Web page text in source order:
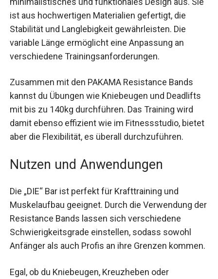
ist aus hochwertigen Materialien gefertigt, die
Stabilität und Langlebigkeit gewährleisten. Die
variable Länge ermöglicht eine Anpassung an
verschiedene Trainingsanforderungen.
Zusammen mit den PAKAMA Resistance Bands
kannst du Übungen wie Kniebeugen und Deadlifts
mit bis zu 140kg durchführen. Das Training wird
damit ebenso effizient wie im Fitnessstudio, bietet
aber die Flexibilität, es überall durchzuführen.
Nutzen und Anwendungen
Die „DIE“ Bar ist perfekt für Krafttraining und
Muskelaufbau geeignet. Durch die Verwendung der
Resistance Bands lassen sich verschiedene
Schwierigkeitsgrade einstellen, sodass sowohl
Anfänger als auch Profis an ihre Grenzen kommen.
Egal, ob du Kniebeugen, Kreuzheben oder